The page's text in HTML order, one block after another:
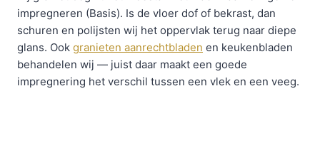
impregneren (Basis). Is de vloer dof of bekrast, dan
schuren en polijsten wij het oppervlak terug naar diepe
glans. Ook granieten aanrechtbladen en keukenbladen
behandelen wij — juist daar maakt een goede
impregnering het verschil tussen een vlek en een veeg.